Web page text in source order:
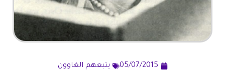
05/07/2015 يتبعهم الغاوون